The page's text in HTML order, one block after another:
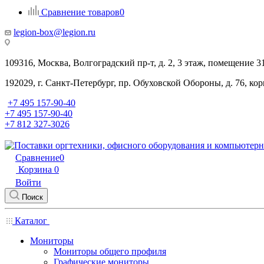
Сравнение товаров0
legion-box@legion.ru
109316, Москва, Волгоградский пр-т, д. 2, 3 этаж, помещение
192029, г. Санкт-Петербург, пр. Обуховской Обороны, д. 76,
+7 495 157-90-40
+7 495 157-90-40
+7 812 327-3026
Сравнение0
Корзина 0
Войти
Поиск
Каталог
Мониторы
Мониторы общего профиля
Графические мониторы